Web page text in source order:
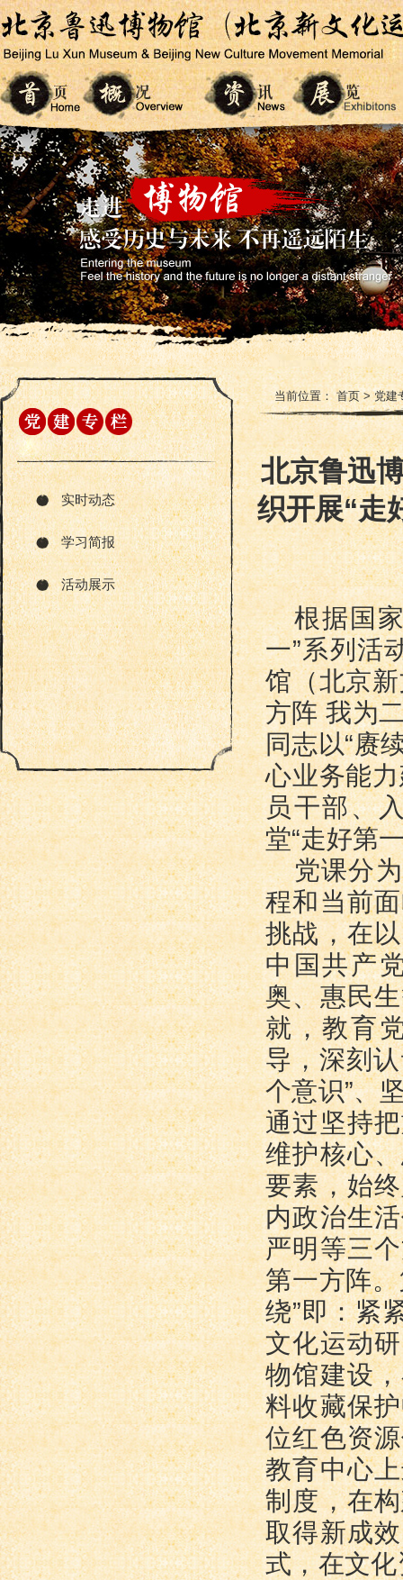
实时动态
学习简报
活动展示
当前位置：首页>党建
北京鲁迅
织开展“走
根据国
一”系列活
馆（北京
方阵 我为
同志以“赓
心业务能
员干部、
堂“走好第
党课分
程和当前
挑战，在
中国共产
奥、惠民
就，教育
导，深刻
个意识”、
通过坚持
维护核心
要素，始
内政治生
严明等三
第一方阵
绕”即：紧
文化运动
物馆建设
料收藏保
位红色资
教育中心
制度，在
取得新成
式，在文